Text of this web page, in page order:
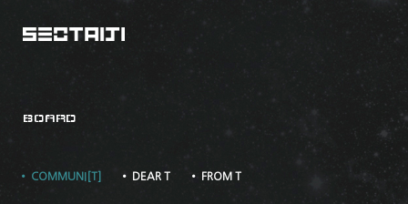
BOARD
• COMMUNI[T] • DEAR T • FROM T